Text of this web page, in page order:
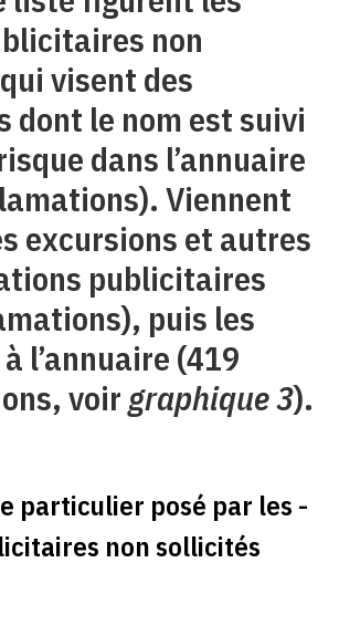
non
visent des
dont le nom est suivi
dans l’annuaire
Viennent
excursions et autres
publicitaires
puis les
l’annuaire (419
voir graphique 3).
particulier posé par les
non sollicités